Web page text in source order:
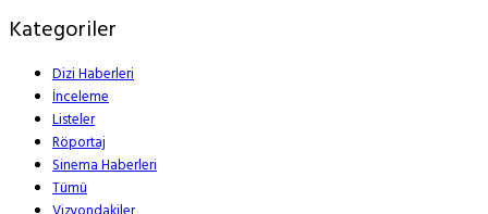
Kategoriler
Dizi Haberleri
İnceleme
Listeler
Röportaj
Sinema Haberleri
Tümü